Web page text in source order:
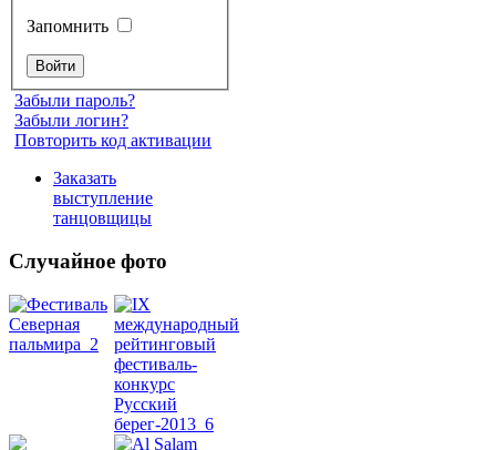
Запомнить
Забыли пароль?
Забыли логин?
Повторить код активации
Заказать
выступление
танцовщицы
Случайное фото
Танец